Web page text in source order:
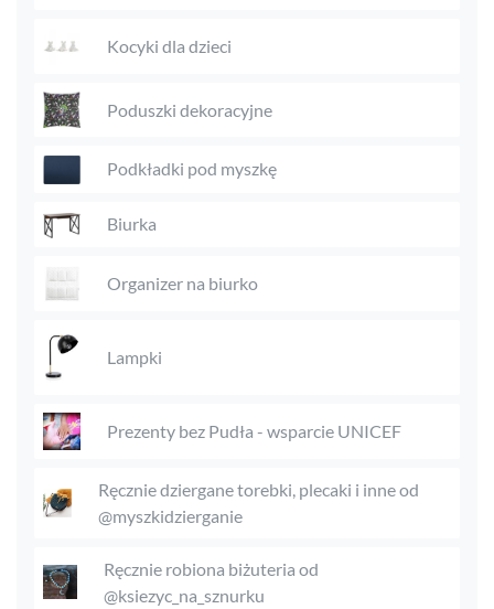
Kocyki dla dzieci
Poduszki dekoracyjne
Podkładki pod myszkę
Biurka
Organizer na biurko
Lampki
Prezenty bez Pudła - wsparcie UNICEF
Ręcznie dziergane torebki, plecaki i inne od
@myszkidzierganie
Ręcznie robiona biżuteria od
@ksiezyc_na_sznurku